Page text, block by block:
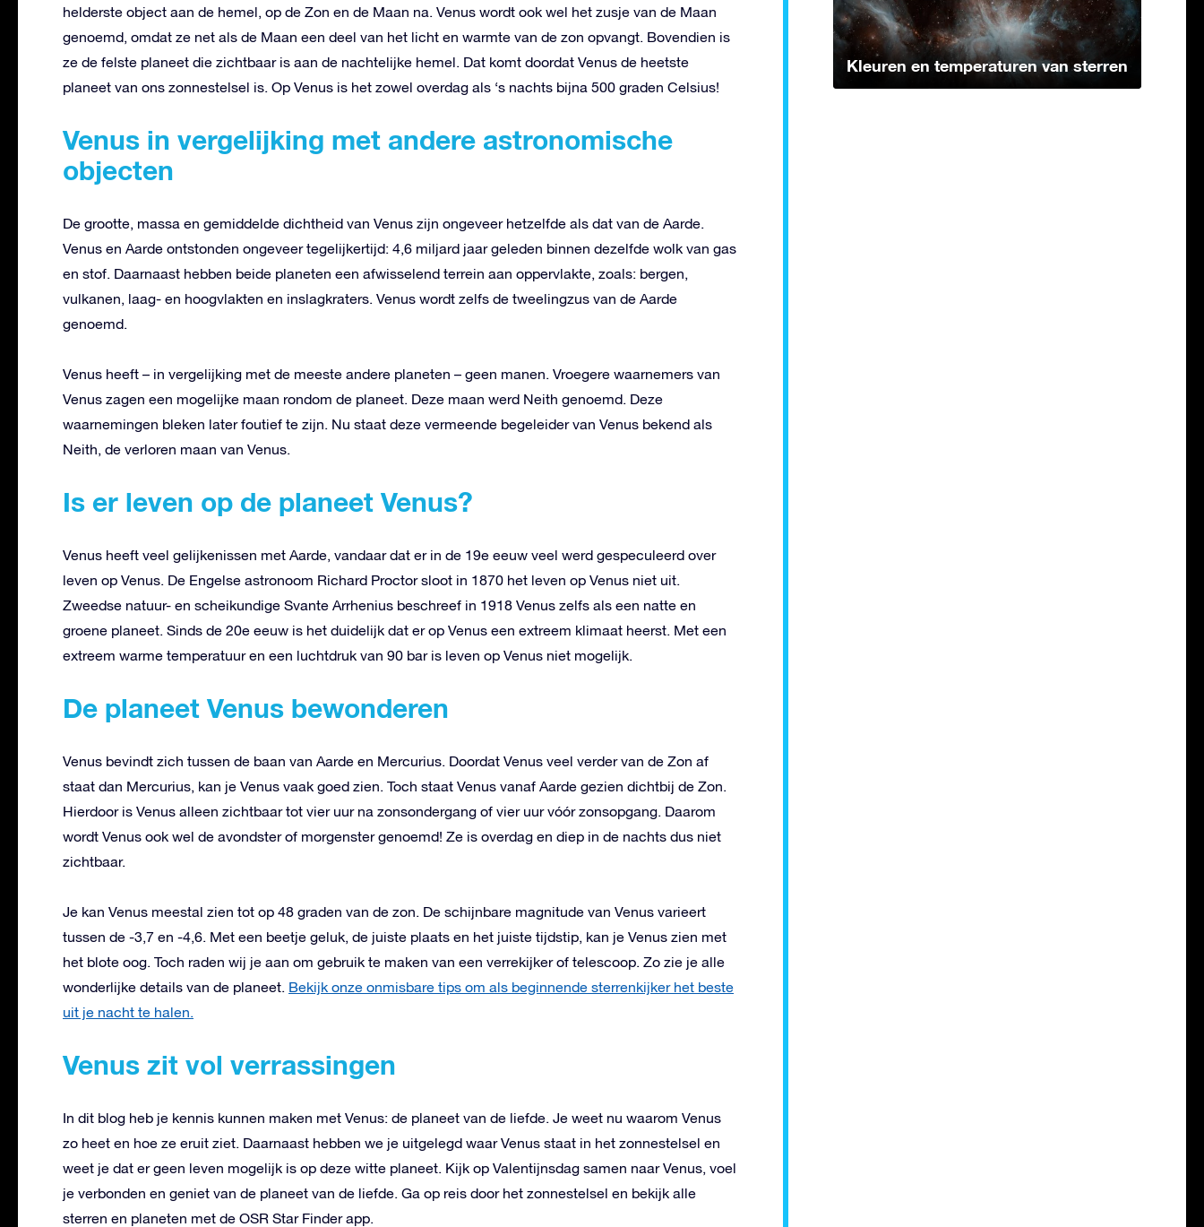
helderste object aan de hemel, op de Zon en de Maan na. Venus wordt ook wel het zusje van de Maan
genoemd, omdat ze net als de Maan een deel van het licht en warmte van de zon opvangt. Bovendien is
ze de felste planeet die zichtbaar is aan de nachtelijke hemel. Dat komt doordat Venus de heetste
planeet van ons zonnestelsel is. Op Venus is het zowel overdag als ‘s nachts bijna 500 graden Celsius!
Venus in vergelijking met andere astronomische
objecten
De grootte, massa en gemiddelde dichtheid van Venus zijn ongeveer hetzelfde als dat van de Aarde.
Venus en Aarde ontstonden ongeveer tegelijkertijd: 4,6 miljard jaar geleden binnen dezelfde wolk van gas
en stof. Daarnaast hebben beide planeten een afwisselend terrein aan oppervlakte, zoals: bergen,
vulkanen, laag- en hoogvlakten en inslagkraters. Venus wordt zelfs de tweelingzus van de Aarde
genoemd.
Venus heeft – in vergelijking met de meeste andere planeten – geen manen. Vroegere waarnemers van
Venus zagen een mogelijke maan rondom de planeet. Deze maan werd Neith genoemd. Deze
waarnemingen bleken later foutief te zijn. Nu staat deze vermeende begeleider van Venus bekend als
Neith, de verloren maan van Venus.
Is er leven op de planeet Venus?
Venus heeft veel gelijkenissen met Aarde, vandaar dat er in de 19e eeuw veel werd gespeculeerd over
leven op Venus. De Engelse astronoom Richard Proctor sloot in 1870 het leven op Venus niet uit.
Zweedse natuur- en scheikundige Svante Arrhenius beschreef in 1918 Venus zelfs als een natte en
groene planeet. Sinds de 20e eeuw is het duidelijk dat er op Venus een extreem klimaat heerst. Met een
extreem warme temperatuur en een luchtdruk van 90 bar is leven op Venus niet mogelijk.
De planeet Venus bewonderen
Venus bevindt zich tussen de baan van Aarde en Mercurius. Doordat Venus veel verder van de Zon af
staat dan Mercurius, kan je Venus vaak goed zien. Toch staat Venus vanaf Aarde gezien dichtbij de Zon.
Hierdoor is Venus alleen zichtbaar tot vier uur na zonsondergang of vier uur vóór zonsopgang. Daarom
wordt Venus ook wel de avondster of morgenster genoemd! Ze is overdag en diep in de nachts dus niet
zichtbaar.
Je kan Venus meestal zien tot op 48 graden van de zon. De schijnbare magnitude van Venus varieert
tussen de -3,7 en -4,6. Met een beetje geluk, de juiste plaats en het juiste tijdstip, kan je Venus zien met
het blote oog. Toch raden wij je aan om gebruik te maken van een verrekijker of telescoop. Zo zie je alle
wonderlijke details van de planeet. Bekijk onze onmisbare tips om als beginnende sterrenkijker het beste
uit je nacht te halen.
Venus zit vol verrassingen
In dit blog heb je kennis kunnen maken met Venus: de planeet van de liefde. Je weet nu waarom Venus
zo heet en hoe ze eruit ziet. Daarnaast hebben we je uitgelegd waar Venus staat in het zonnestelsel en
weet je dat er geen leven mogelijk is op deze witte planeet. Kijk op Valentijnsdag samen naar Venus, voel
je verbonden en geniet van de planeet van de liefde. Ga op reis door het zonnestelsel en bekijk alle
sterren en planeten met de OSR Star Finder app.
Kleuren en temperaturen van sterren